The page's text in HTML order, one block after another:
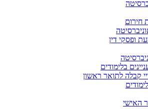
חירום
ופסקי דין
בלימודים
קבלה לתואר ראשון
האישי